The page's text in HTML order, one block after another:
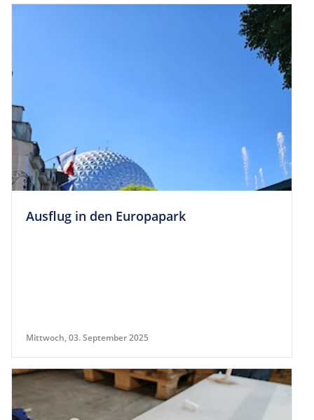
Aus­flug in den Europapark
Mittwoch, 03. September 2025